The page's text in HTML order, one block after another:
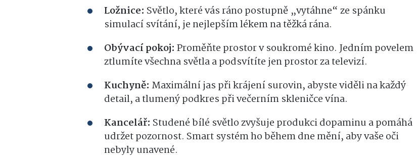
Ložnice: Světlo, které vás ráno postupně „vytáhne“ ze spánku
simulací svítání, je nejlepším lékem na těžká rána.
Obývací pokoj: Proměňte prostor v soukromé kino. Jedním povelem
ztlumíte všechna světla a podsvítíte jen prostor za televizí.
Kuchyně: Maximální jas při krájení surovin, abyste viděli na každý
detail, a tlumený podkres při večerním skleničce vína.
Kancelář: Studené bílé světlo zvyšuje produkci dopaminu a pomáhá
udržet pozornost. Smart systém ho během dne mění, aby vaše oči
nebyly unavené.